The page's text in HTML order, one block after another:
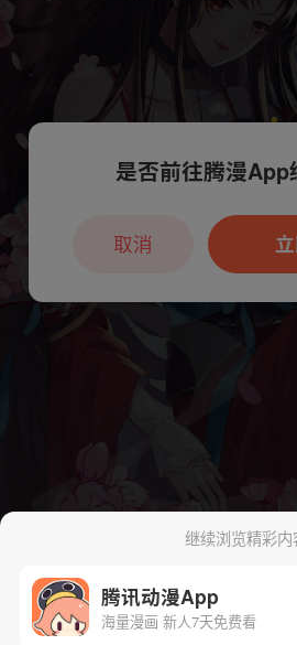
继续浏览精彩内
腾讯动漫App
海量漫画 新人7天免费看
本章节仅支持App阅读，
户7天免费看
是否前往腾漫App
取消